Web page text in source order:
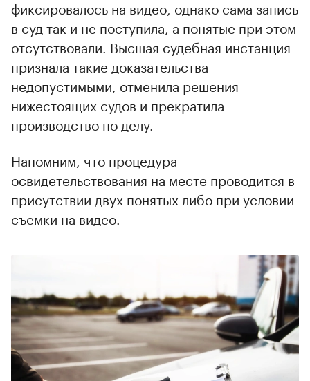
фиксировалось на видео, однако сама запись
в суд так и не поступила, а понятые при этом
отсутствовали. Высшая судебная инстанция
признала такие доказательства
недопустимыми, отменила решения
нижестоящих судов и прекратила
производство по делу.
Напомним, что процедура
освидетельствования на месте проводится в
присутствии двух понятых либо при условии
съемки на видео.